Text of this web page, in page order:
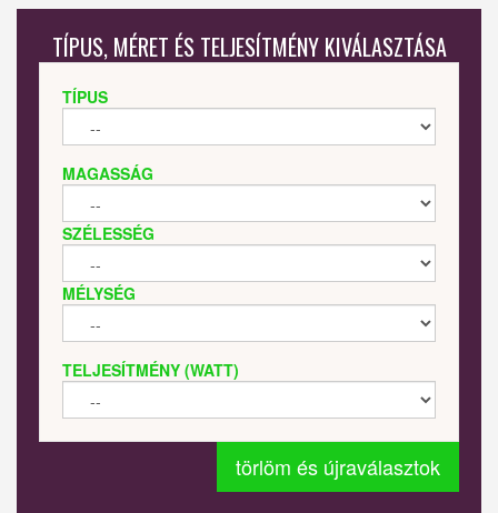
TÍPUS, MÉRET ÉS TELJESÍTMÉNY KIVÁLASZTÁSA
TÍPUS
MAGASSÁG
SZÉLESSÉG
MÉLYSÉG
TELJESÍTMÉNY (WATT)
törlöm és újraválasztok